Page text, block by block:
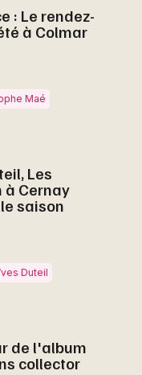
: Le rendez-
à Colmar
Maé
Les
à Cernay
saison
Duteil
de l'album
collector